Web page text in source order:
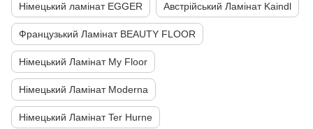
Німецький ламінат EGGER Австрійський Ламінат Kaindl
Французький Ламінат BEAUTY FLOOR
Німецький Ламінат My Floor
Німецький Ламінат Moderna
Німецький Ламінат Ter Hurne